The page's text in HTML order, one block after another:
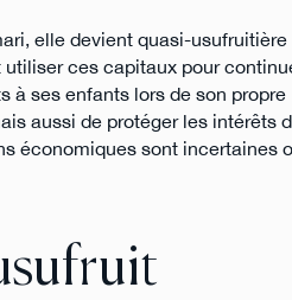
elle devient quasi-usufruitière
ces capitaux pour
à ses enfants lors de son propre
aussi de protéger les intérêts
économiques sont incertaines